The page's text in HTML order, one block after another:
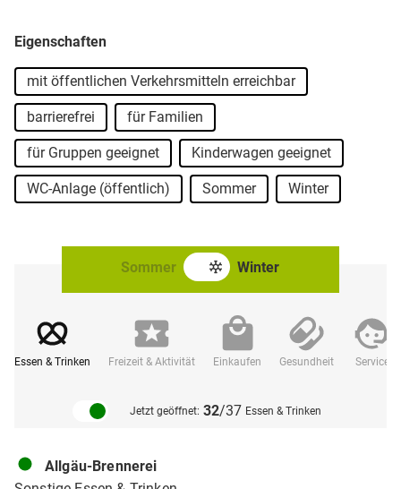
Eigenschaften
mit öffentlichen Verkehrsmitteln erreichbar
barrierefrei für Familien
für Gruppen geeignet Kinderwagen geeignet
WC-Anlage (öffentlich) Sommer Winter
Sommer Winter
Essen & Trinken Freizeit & Aktivität Einkaufen Gesundheit Service
Jetzt geöffnet: 32/37 Essen & Trinken
Allgäu-Brennerei